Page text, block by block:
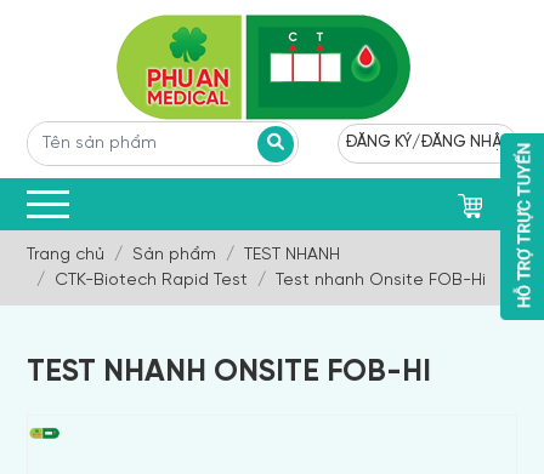
ĐĂNG KÝ/ĐĂNG NHẬP
Trang chủ Sản phẩm
TEST NHANH
CTK-Biotech Rapid Test
Test nhanh Onsite FOB-Hi
TEST NHANH ONSITE FOB-HI